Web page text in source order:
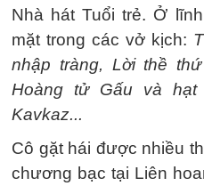
Nhà hát Tuổi trẻ. Ở
mặt trong các vở kịch:
nhập tràng, Lời thề
Hoàng tử Gấu và hạt
Kavkaz...
Cô gặt hái được nhiều
chương bạc tại Liên